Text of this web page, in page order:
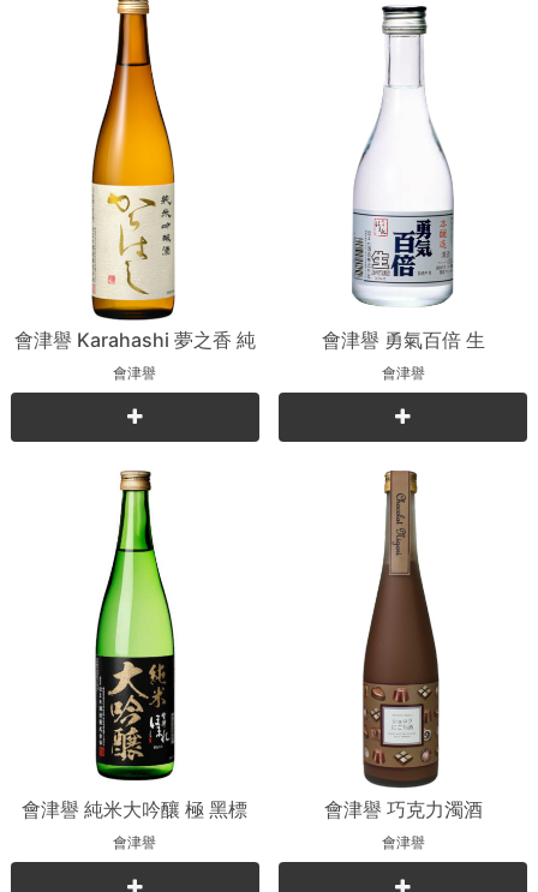
會津譽 Karahashi 夢之香 純
米吟釀
會津譽
會津譽 勇氣百倍 生
會津譽
會津譽 純米大吟釀 極 黑標
會津譽
會津譽 巧克力濁酒
會津譽